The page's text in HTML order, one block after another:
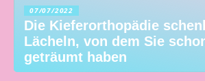
07/07/2022
Die Kieferorthopädie
Lächeln, von dem Sie
geträumt haben